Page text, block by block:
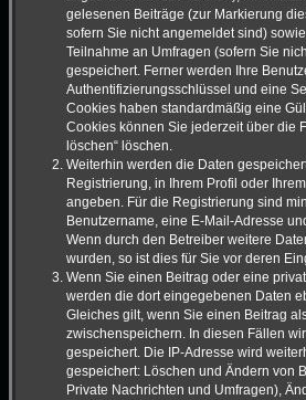
gelesenen Beiträge (zur Markierung
sofern Sie nicht angemeldet sind)
Teilnahme an Umfragen (sofern Sie
gespeichert. Ferner werden Ihre
Authentifizierungsschlüssel und eine
Cookies haben standardmäßig eine
Cookies können Sie jederzeit über die
löschen“ löschen.
Weiterhin werden die Daten
Registrierung, in Ihrem Profil oder
angeben. Für die Registrierung sind
Benutzername, eine E-Mail-Adresse
Wenn durch den Betreiber weitere
wurden, so ist dies für Sie vor deren
Wenn Sie einen Beitrag oder eine
werden die dort eingegebenen Daten
Gleiches gilt, wenn Sie einen Beitrag
zwischenspeichern. In diesen Fällen
gespeichert. Die IP-Adresse wird
gespeichert: Löschen und Ändern von
Private Nachrichten und Umfragen),